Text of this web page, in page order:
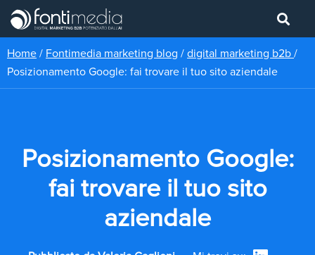
Home / Fontimedia marketing blog / digital marketing b2b /
Posizionamento Google: fai trovare il tuo sito aziendale
Posizionamento Google:
fai trovare il tuo sito
aziendale